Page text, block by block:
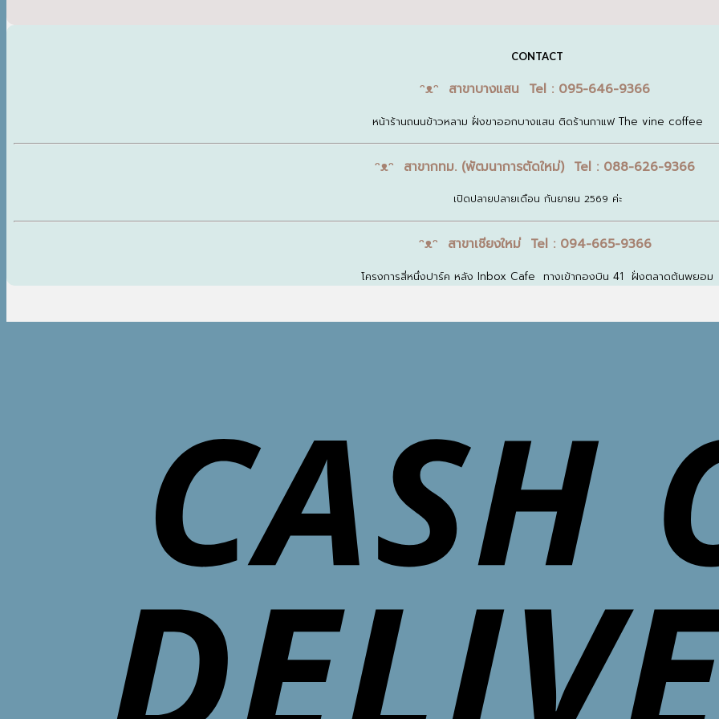
CONTACT
ᵔᴥᵔ สาขาบางแสน Tel : 095-646-9366
หน้าร้านถนนข้าวหลาม ฝั่งขาออกบางแสน ติดร้านกาแฟ The vine coffee
ᵔᴥᵔ สาขากทม. (พัฒนาการตัดใหม่) Tel : 088-626-9366
เปิดปลายปลายเดือน กันยายน 2569 ค่ะ
ᵔᴥᵔ สาขาเชียงใหม่ Tel : 094-665-9366
โครงการสี่หนึ่งปาร์ค หลัง Inbox Cafe ทางเข้ากองบิน 41 ฝั่งตลาดต้นพยอม